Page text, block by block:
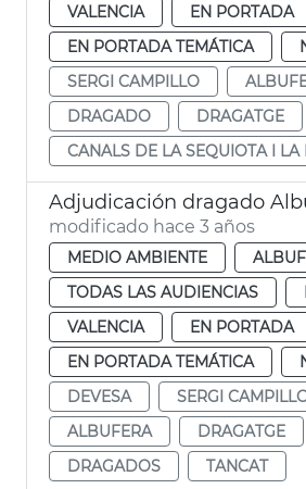
VALENCIA
EN PORTADA
EN PORTADA TEMÁTICA
SERGI CAMPILLO
DRAGADO
DRAGATGE
CANALS DE LA SEQUIOTA I LA
Adjudicación dragado
modificado hace 3 años
MEDIO AMBIENTE
TODAS LAS AUDIENCIAS
VALENCIA
EN PORTADA
EN PORTADA TEMÁTICA
DEVESA
SERGI
ALBUFERA
DRAGATGE
DRAGADOS
TANCAT